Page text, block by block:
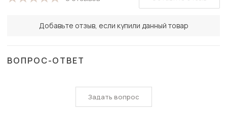
Добавьте отзыв, если купили данный товар
ВОПРОС-ОТВЕТ
Задать вопрос